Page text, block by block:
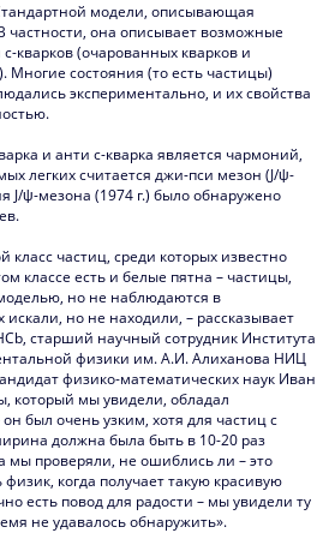
модели, описывающая
частности, она описывает возможные
кварков (очарованных кварков и
Многие состояния (то есть частицы)
экспериментально, и их свойства
и анти c-кварка является чармоний,
легких считается джи-пси мезон (J/ψ-
J/ψ-мезона (1974 г.) было обнаружено
частиц, среди которых известно
классе есть и белые пятна – частицы,
но не наблюдаются в
но не находили, – рассказывает
старший научный сотрудник Института
физики им. А.И. Алиханова НИЦ
физико-математических наук Иван
который мы увидели, обладал
был очень узким, хотя для частиц с
должна была быть в 10-20 раз
мы проверяли, не ошиблись ли – это
когда получает такую красивую
есть повод для радости – мы увидели ту
не удавалось обнаружить».